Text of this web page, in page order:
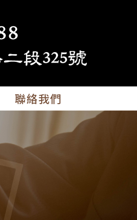
聯絡我們